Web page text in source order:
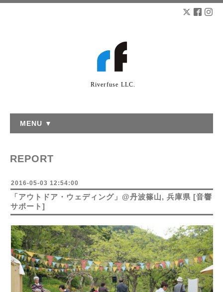
Riverfuse LLC.
MENU ▼
REPORT
2016-05-03 12:54:00
「アウトドア・ウェディング」@丹波篠山, 兵庫県 [音響
サポート]